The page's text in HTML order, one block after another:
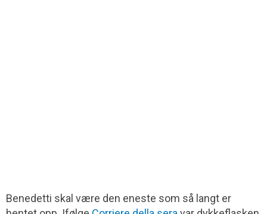
Benedetti skal være den eneste som så langt er